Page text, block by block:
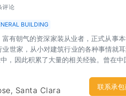
评论
BUILDING
有朝气的资深家装从业者，正式从事
世家，从小对建筑行业的各种事情就
，因此积累了大量的相关经验。曾在中
的经历让郑师傅在提高团队工作效率方
保证自己团队施工工期和质量方面有了
Santa Clara
联系承包